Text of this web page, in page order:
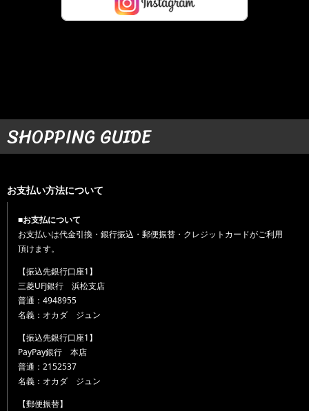
SHOPPING GUIDE
お支払い方法について
■お支払について
お支払いは代金引換・銀行振込・郵便振替・クレジットカードがご利用
頂けます。
【振込先銀行口座1】
三菱UFJ銀行 浜松支店
普通：4948955
名義：オカダ ジュン
【振込先銀行口座1】
PayPay銀行 本店
普通：2152537
名義：オカダ ジュン
【郵便振替】